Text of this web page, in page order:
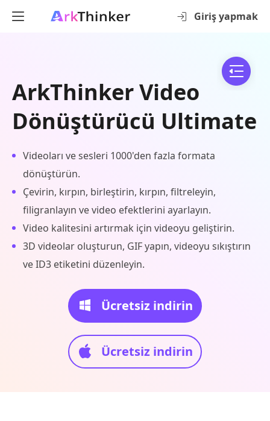
Giriş yapmak
ArkThinker Video
Dönüştürücü Ultimate
Videoları ve sesleri 1000'den fazla formata
dönüştürün.
Çevirin, kırpın, birleştirin, kırpın, filtreleyin,
filigranlayın ve video efektlerini ayarlayın.
Video kalitesini artırmak için videoyu geliştirin.
3D videolar oluşturun, GIF yapın, videoyu sıkıştırın
ve ID3 etiketini düzenleyin.
Ücretsiz indirin
Ücretsiz indirin